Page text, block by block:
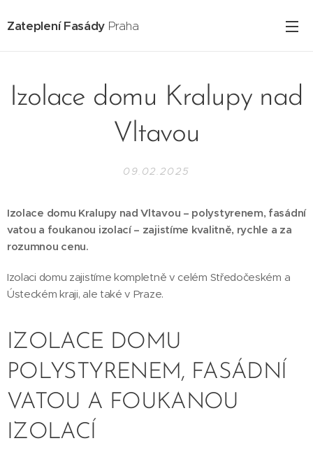
Zateplení Fasády Praha
Izolace domu Kralupy nad
Vltavou
09.02.2025
Izolace domu Kralupy nad Vltavou – polystyrenem, fasádní
vatou a foukanou izolací – zajistíme kvalitně, rychle a za
rozumnou cenu.
Izolaci domu zajistíme kompletně v celém Středočeském a
Ústeckém kraji, ale také v Praze.
IZOLACE DOMU
POLYSTYRENEM, FASÁDNÍ
VATOU A FOUKANOU
IZOLACÍ